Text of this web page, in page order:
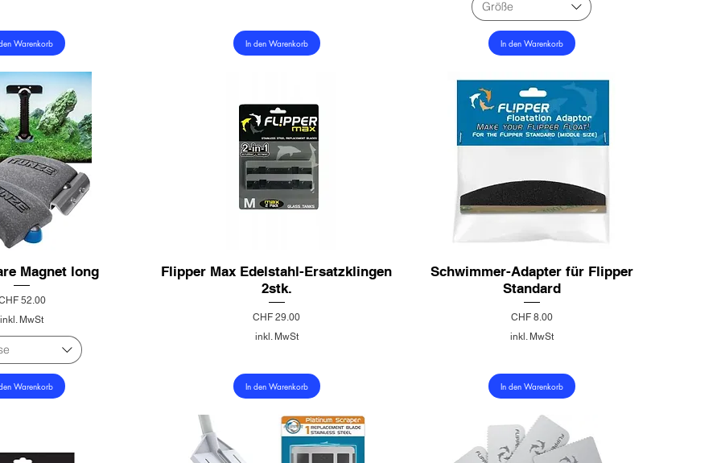
Warenkorb In den Warenkorb
Größe
In den Warenkorb
Magnet long
52.00
inkl. MwSt
Warenkorb
Flipper Max Edelstahl-Ersatzklingen
2stk.
Preis
CHF 29.00
inkl. MwSt
In den Warenkorb
Schwimmer-Adapter für Flipper
Standard
Preis
CHF 8.00
inkl. MwSt
In den Warenkorb